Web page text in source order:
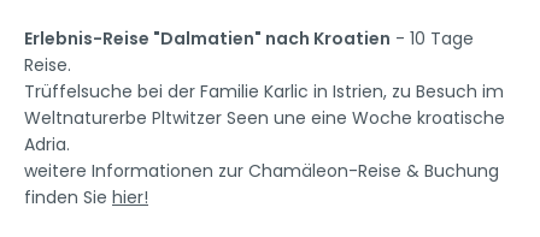
Erlebnis-Reise "Dalmatien" nach Kroatien - 10 Tage
Reise.
Trüffelsuche bei der Familie Karlic in Istrien, zu Besuch im
Weltnaturerbe Pltwitzer Seen une eine Woche kroatische
Adria.
weitere Informationen zur Chamäleon-Reise & Buchung
finden Sie hier!